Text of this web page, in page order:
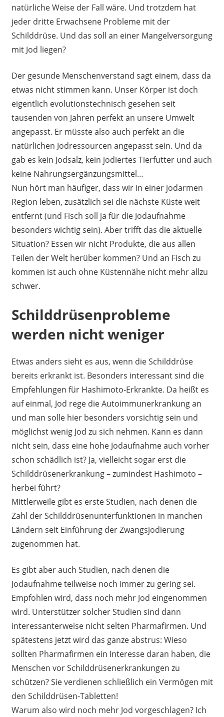
natürliche Weise der Fall wäre. Und trotzdem hat
jeder dritte Erwachsene Probleme mit der
Schilddrüse. Und das soll an einer Mangelversorgung
mit Jod liegen?
Der gesunde Menschenverstand sagt einem, dass da
etwas nicht stimmen kann. Unser Körper ist doch
eigentlich evolutionstechnisch gesehen seit
tausenden von Jahren perfekt an unsere Umwelt
angepasst. Er müsste also auch perfekt an die
natürlichen Jodressourcen angepasst sein. Und da
gab es kein Jodsalz, kein jodiertes Tierfutter und auch
keine Nahrungsergänzungsmittel…
Nun hört man häufiger, dass wir in einer jodarmen
Region leben, zusätzlich sei die nächste Küste weit
entfernt (und Fisch soll ja für die Jodaufnahme
besonders wichtig sein). Aber trifft das die aktuelle
Situation? Essen wir nicht Produkte, die aus allen
Teilen der Welt herüber kommen? Und an Fisch zu
kommen ist auch ohne Küstennähe nicht mehr allzu
schwer.
Schilddrüsenprobleme
werden nicht weniger
Etwas anders sieht es aus, wenn die Schilddrüse
bereits erkrankt ist. Besonders interessant sind die
Empfehlungen für Hashimoto-Erkrankte. Da heißt es
auf einmal, Jod rege die Autoimmunerkrankung an
und man solle hier besonders vorsichtig sein und
möglichst wenig Jod zu sich nehmen. Kann es dann
nicht sein, dass eine hohe Jodaufnahme auch vorher
schon schädlich ist? Ja, vielleicht sogar erst die
Schilddrüsenerkrankung – zumindest Hashimoto –
herbei führt?
Mittlerweile gibt es erste Studien, nach denen die
Zahl der Schilddrüsenunterfunktionen in manchen
Ländern seit Einführung der Zwangsjodierung
zugenommen hat.
Es gibt aber auch Studien, nach denen die
Jodaufnahme teilweise noch immer zu gering sei.
Empfohlen wird, dass noch mehr Jod eingenommen
wird. Unterstützer solcher Studien sind dann
interessanterweise nicht selten Pharmafirmen. Und
spätestens jetzt wird das ganze abstrus: Wieso
sollten Pharmafirmen ein Interesse daran haben, die
Menschen vor Schilddrüsenerkrankungen zu
schützen? Sie verdienen schließlich ein Vermögen mit
den Schilddrüsen-Tabletten!
Warum also wird noch mehr Jod vorgeschlagen? Ich